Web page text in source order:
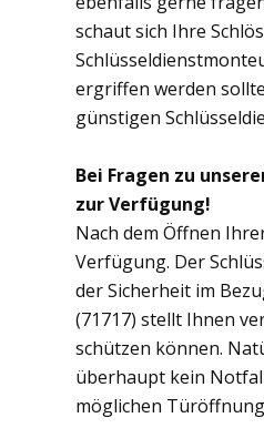
schaut sich Ihre
ergriffen werden
günstigen
Bei Fragen zu
zur Verfügung!
Nach dem Öffnen
Verfügung. Der
der Sicherheit im
(71717) stellt Ihnen
schützen können.
überhaupt kein
möglichen